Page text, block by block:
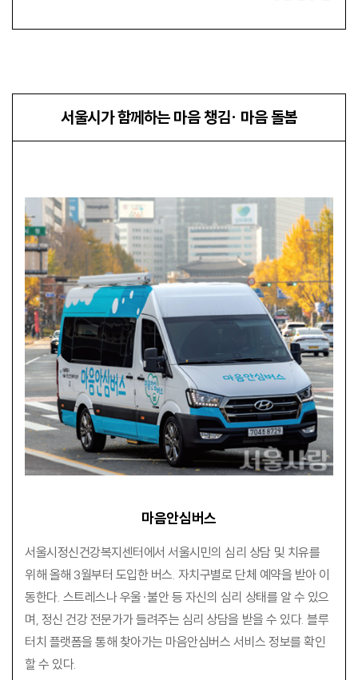
서울시가 함께하는 마음 챙김· 마음 돌봄
마음안심버스
서울시정신건강복지센터에서 서울시민의 심리 상담 및 치유를
위해 올해 3월부터 도입한 버스. 자치구별로 단체 예약을 받아 이
동한다. 스트레스나 우울·불안 등 자신의 심리 상태를 알 수 있으
며, 정신 건강 전문가가 들려주는 심리 상담을 받을 수 있다. 블루
터치 플랫폼을 통해 찾아가는 마음안심버스 서비스 정보를 확인
할 수 있다.